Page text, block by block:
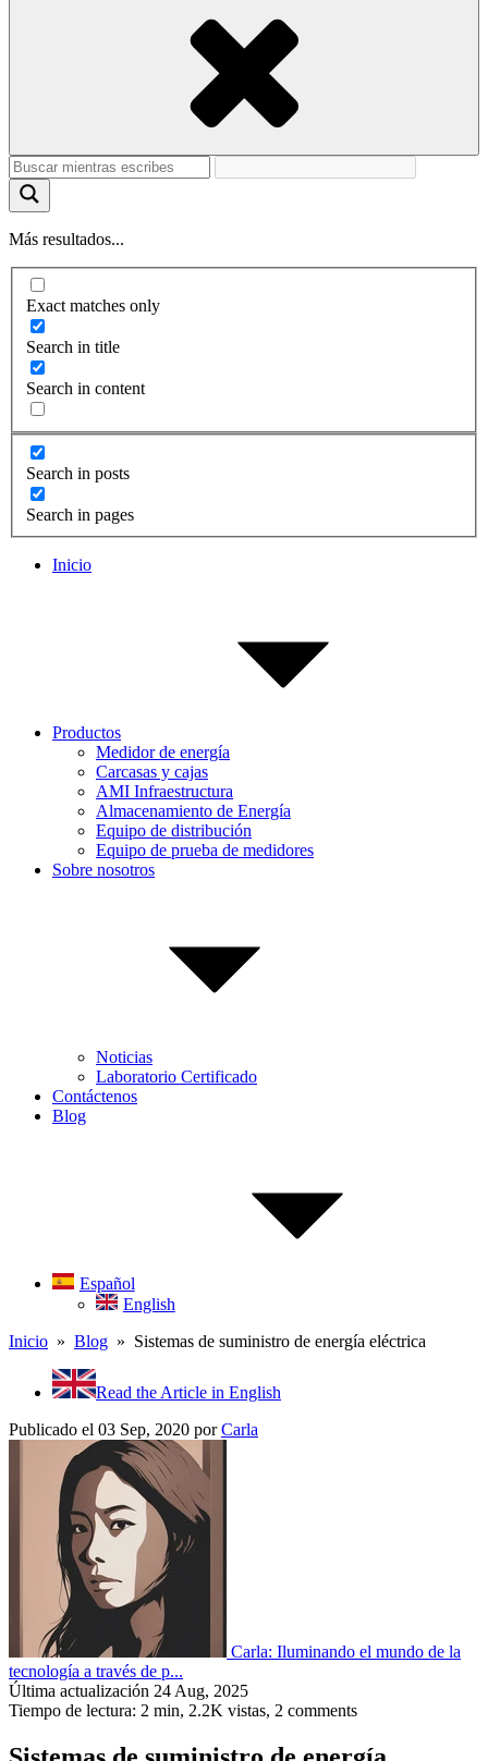
Más resultados...
Exact matches only
Search in title
Search in content
Search in posts
Search in pages
Inicio
Productos
Medidor de energía
Carcasas y cajas
AMI Infraestructura
Almacenamiento de Energía
Equipo de distribución
Equipo de prueba de medidores
Sobre nosotros
Noticias
Laboratorio Certificado
Contáctenos
Blog
Español
English
Inicio » Blog » Sistemas de suministro de energía eléctrica
Read the Article in English
Publicado el 03 Sep, 2020 porCarla
Carla: Iluminando el mundo de la
tecnología a través de p...
Última actualización 24 Aug, 2025
Tiempo de lectura: 2 min, 2.2K vistas, 2 comments